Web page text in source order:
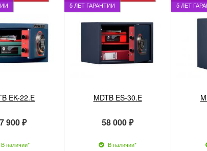
EK-22.E
900 ₽
В наличии*
5 ЛЕТ ГАРАНТИИ
MDTB ES-30.E
58 000 ₽
В наличии*
5 ЛЕТ